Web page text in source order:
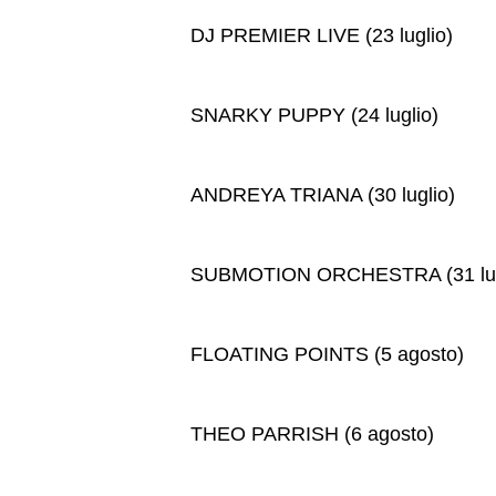
DJ PREMIER LIVE (23 luglio)
SNARKY PUPPY (24 luglio)
ANDREYA TRIANA (30 luglio)
SUBMOTION ORCHESTRA (31
FLOATING POINTS (5 agosto)
THEO PARRISH (6 agosto)